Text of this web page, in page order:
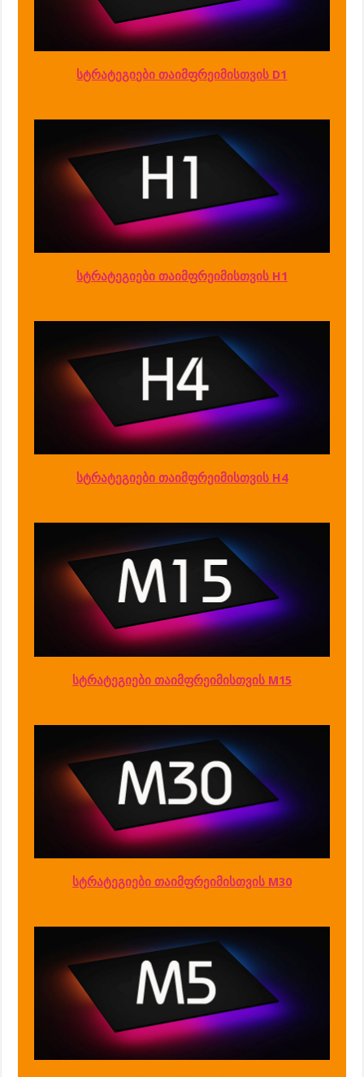
სტრატეგიები თაიმფრეიმისთვის D1
სტრატეგიები თაიმფრეიმისთვის H1
სტრატეგიები თაიმფრეიმისთვის H4
სტრატეგიები თაიმფრეიმისთვის M15
სტრატეგიები თაიმფრეიმისთვის M30